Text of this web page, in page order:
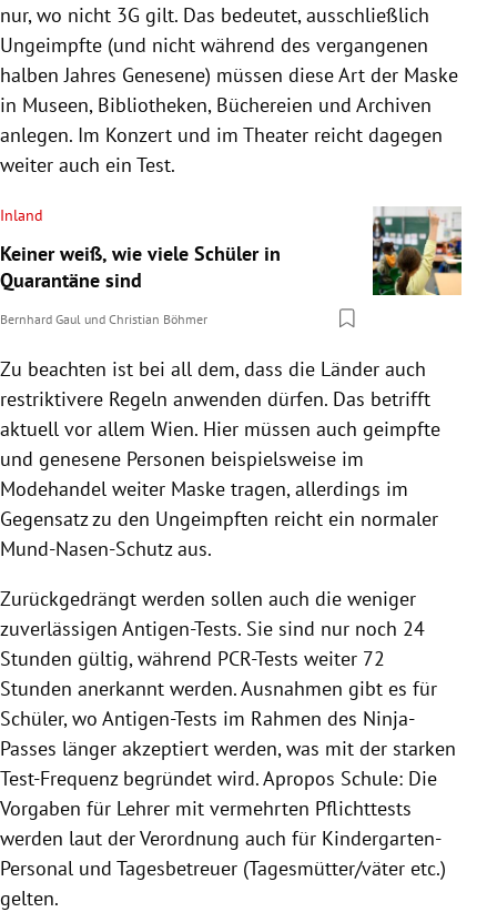
nur, wo nicht 3G gilt. Das bedeutet, ausschließlich
Ungeimpfte (und nicht während des vergangenen
halben Jahres Genesene) müssen diese Art der Maske
in Museen, Bibliotheken, Büchereien und Archiven
anlegen. Im Konzert und im Theater reicht dagegen
weiter auch ein Test.
Inland
Keiner weiß, wie viele Schüler in
Quarantäne sind
Bernhard Gaul und Christian Böhmer
Zu beachten ist bei all dem, dass die Länder auch
restriktivere Regeln anwenden dürfen. Das betrifft
aktuell vor allem Wien. Hier müssen auch geimpfte
und genesene Personen beispielsweise im
Modehandel weiter Maske tragen, allerdings im
Gegensatz zu den Ungeimpften reicht ein normaler
Mund-Nasen-Schutz aus.
Zurückgedrängt werden sollen auch die weniger
zuverlässigen Antigen-Tests. Sie sind nur noch 24
Stunden gültig, während PCR-Tests weiter 72
Stunden anerkannt werden. Ausnahmen gibt es für
Schüler, wo Antigen-Tests im Rahmen des Ninja-
Passes länger akzeptiert werden, was mit der starken
Test-Frequenz begründet wird. Apropos Schule: Die
Vorgaben für Lehrer mit vermehrten Pflichttests
werden laut der Verordnung auch für Kindergarten-
Personal und Tagesbetreuer (Tagesmütter/väter etc.)
gelten.